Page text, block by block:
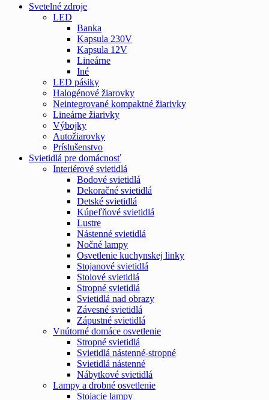
Svetelné zdroje
LED
Banka
Kapsula 230V
Kapsula 12V
Lineárne
Iné
LED pásiky
Halogénové žiarovky
Neintegrované kompaktné žiarivky
Lineárne žiarivky
Výbojky
Autožiarovky
Príslušenstvo
Svietidlá pre domácnosť
Interiérové svietidlá
Bodové svietidlá
Dekoračné svietidlá
Detské svietidlá
Kúpeľňové svietidlá
Lustre
Nástenné svietidlá
Nočné lampy
Osvetlenie kuchynskej linky
Stojanové svietidlá
Stolové svietidlá
Stropné svietidlá
Svietidlá nad obrazy
Závesné svietidlá
Zápustné svietidlá
Vnútorné domáce osvetlenie
Stropné svietidlá
Svietidlá nástenné-stropné
Svietidlá nástenné
Nábytkové svietidlá
Lampy a drobné osvetlenie
Stojacie lampy